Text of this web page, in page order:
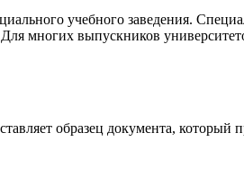
учебного заведения.
многих выпускников
образец документа, который